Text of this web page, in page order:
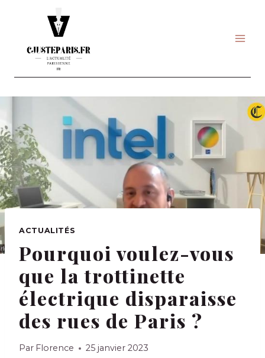
ACTUALITÉS
Pourquoi voulez-vous
que la trottinette
électrique disparaisse
des rues de Paris ?
Par Florence 25 janvier 2023